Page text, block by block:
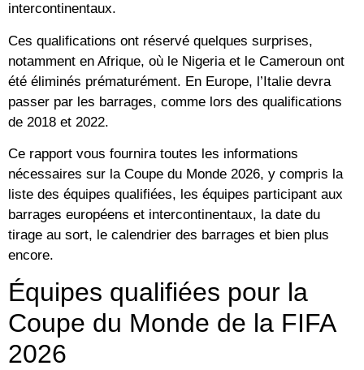
intercontinentaux.
Ces qualifications ont réservé quelques surprises,
notamment en Afrique, où le Nigeria et le Cameroun ont
été éliminés prématurément. En Europe, l’Italie devra
passer par les barrages, comme lors des qualifications
de 2018 et 2022.
Ce rapport vous fournira toutes les informations
nécessaires sur la Coupe du Monde 2026, y compris la
liste des équipes qualifiées, les équipes participant aux
barrages européens et intercontinentaux, la date du
tirage au sort, le calendrier des barrages et bien plus
encore.
Équipes qualifiées pour la
Coupe du Monde de la FIFA
2026